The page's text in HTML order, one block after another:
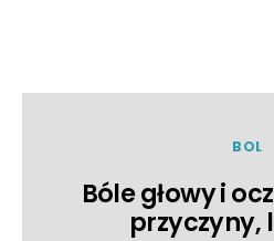
BOL
Bóle głowy i
przyczyny,